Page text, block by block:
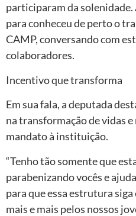
participaram da
para conheceu de perto o
CAMP, conversando com
colaboradores.
Incentivo que transforma
Em sua fala, a deputada
na transformação de vidas
mandato à instituição.
“Tenho tão somente que
parabenizando vocês e
para que essa estrutura
mais e mais pelos nossos